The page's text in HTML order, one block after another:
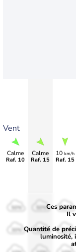
Vent
Calme
Raf. 10
Calme
Raf. 15
10 km/h
Raf. 15
50%
30%
50%
30%
50%
30%
Ces
Il
Quantité de
luminosité,